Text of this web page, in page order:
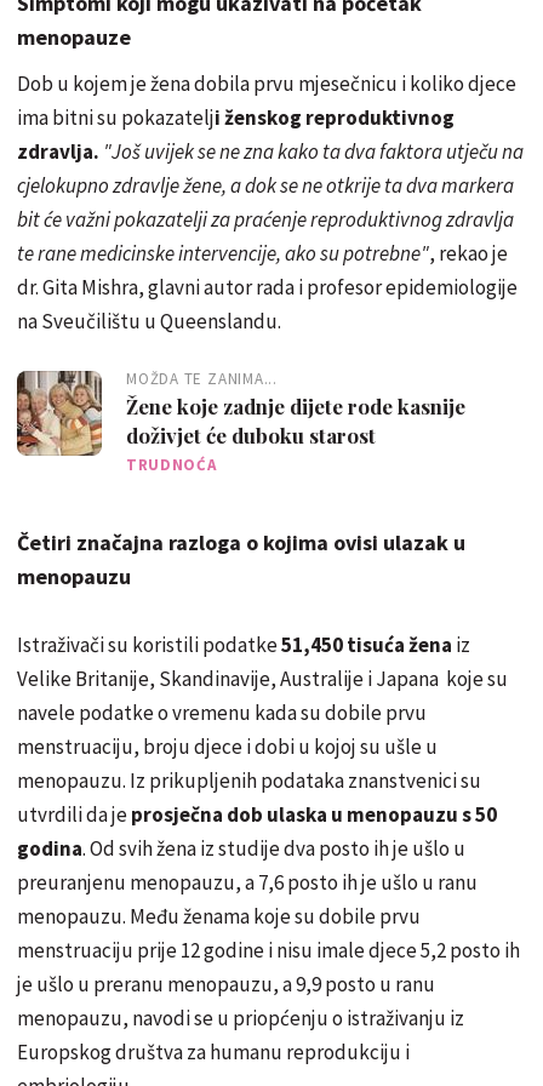
menopauze
Dob u kojem je žena dobila prvu mjesečnicu i koliko djece
ima bitni su pokazatelji ženskog reproduktivnog
zdravlja. "Još uvijek se ne zna kako ta dva faktora utječu na
cjelokupno zdravlje žene, a dok se ne otkrije ta dva markera
bit će važni pokazatelji za praćenje reproduktivnog zdravlja
te rane medicinske intervencije, ako su potrebne", rekao je
dr. Gita Mishra, glavni autor rada i profesor epidemiologije
na Sveučilištu u Queenslandu.
MOŽDA TE ZANIMA...
Žene koje zadnje dijete rode kasnije
doživjet će duboku starost
TRUDNOĆA
Četiri značajna razloga o kojima ovisi ulazak u
menopauzu
Istraživači su koristili podatke51,450 tisuća žena iz
Velike Britanije, Skandinavije, Australije i Japana koje su
navele podatke o vremenu kada su dobile prvu
menstruaciju, broju djece i dobi u kojoj su ušle u
menopauzu. Iz prikupljenih podataka znanstvenici su
utvrdili da jeprosječna dob ulaska u menopauzu s 50
godina. Od svih žena iz studije dva posto ih je ušlo u
preuranjenu menopauzu, a 7,6 posto ih je ušlo u ranu
menopauzu. Među ženama koje su dobile prvu
menstruaciju prije 12 godine i nisu imale djece 5,2 posto ih
je ušlo u preranu menopauzu, a 9,9 posto u ranu
menopauzu, navodi se u priopćenju o istraživanju iz
Europskog društva za humanu reprodukciju i